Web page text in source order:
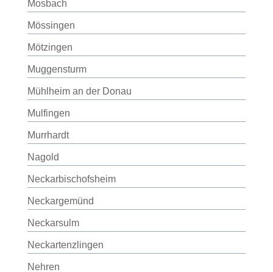
Mosbach
Mössingen
Mötzingen
Muggensturm
Mühlheim an der Donau
Mulfingen
Murrhardt
Nagold
Neckarbischofsheim
Neckargemünd
Neckarsulm
Neckartenzlingen
Nehren